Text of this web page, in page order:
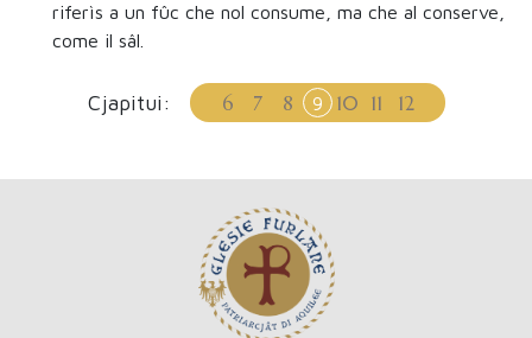
riferìs a un fûc che nol consume, ma che al conserve,
come il sâl.
Cjapitui: 6 7 8 9 10 11 12